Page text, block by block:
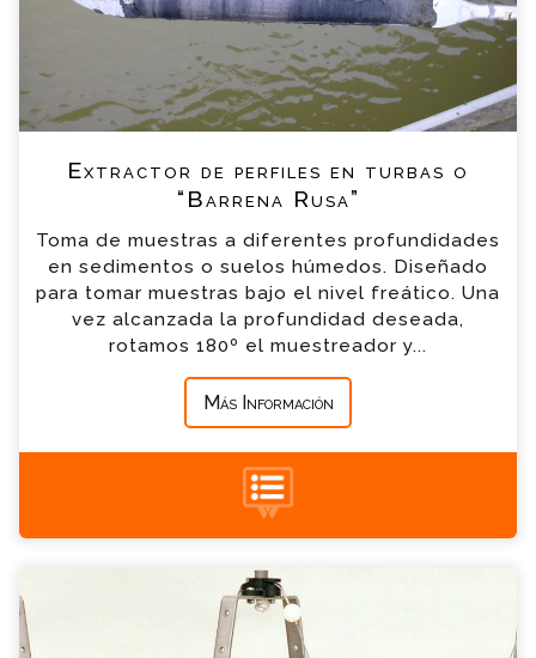
Extractor de perfiles en turbas o
“Barrena Rusa”
Toma de muestras a diferentes profundidades
en sedimentos o suelos húmedos. Diseñado
para tomar muestras bajo el nivel freático. Una
vez alcanzada la profundidad deseada,
rotamos 180º el muestreador y...
Más Información
Nombre
*
Email
Teléfono
*
Empresa
*
Mensaje
*
+34 935 900 007
Draga Ekman Consulta
Por favor completa el formulario, un miembro
de nuestro equipo contactara contigo en